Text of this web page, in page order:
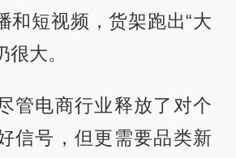
和短视频，货架跑出“大
很大。
管电商行业释放了对个
信号，但更需要品类新